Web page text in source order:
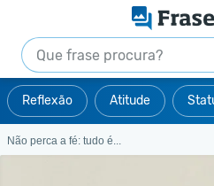
Reflexão Atitude
Não perca a fé: tudo é...